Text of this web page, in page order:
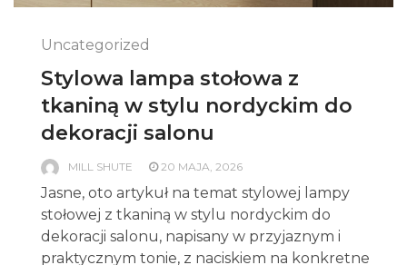
Uncategorized
Stylowa lampa stołowa z
tkaniną w stylu nordyckim do
dekoracji salonu
MILL SHUTE 20 MAJA, 2026
Jasne, oto artykuł na temat stylowej lampy
stołowej z tkaniną w stylu nordyckim do
dekoracji salonu, napisany w przyjaznym i
praktycznym tonie, z naciskiem na konkretne